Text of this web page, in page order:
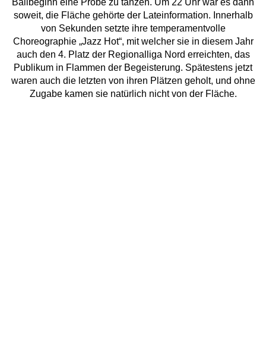
Ballbeginn eine Probe zu tanzen. Um 22 Uhr war es dann
soweit, die Fläche gehörte der Lateinformation. Innerhalb
von Sekunden setzte ihre temperamentvolle
Choreographie „Jazz Hot“, mit welcher sie in diesem Jahr
auch den 4. Platz der Regionalliga Nord erreichten, das
Publikum in Flammen der Begeisterung. Spätestens jetzt
waren auch die letzten von ihren Plätzen geholt, und ohne
Zugabe kamen sie natürlich nicht von der Fläche.